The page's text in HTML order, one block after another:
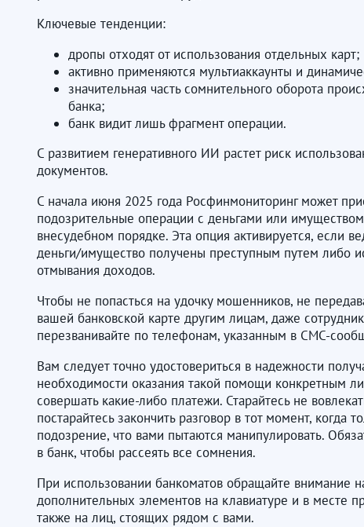
Ключевые тенденции:
дропы отходят от использования отдельных карт;
активно применяются мультиаккаунты и
значительная часть сомнительного оборота
банка;
банк видит лишь фрагмент операции.
С развитием генеративного ИИ растет риск
документов.
С начала июня 2025 года Росфинмониторинг может
подозрительные операции с деньгами или
внесудебном порядке. Эта опция активируется, если
деньги/имущество получены преступным путем либо
отмывания доходов.
Чтобы не попасться на удочку мошенников, не
вашей банковской карте другим лицам, даже
перезванивайте по телефонам, указанным в СМС-
Вам следует точно удостовериться в надежности
необходимости оказания такой помощи конкретным
совершать какие-либо платежи. Старайтесь не
постарайтесь закончить разговор в тот момент, когда
подозрение, что вами пытаются манипулировать.
в банк, чтобы рассеять все сомнения.
При использовании банкоматов обращайте внимание
дополнительных элементов на клавиатуре и в месте
также на лиц, стоящих рядом с вами.